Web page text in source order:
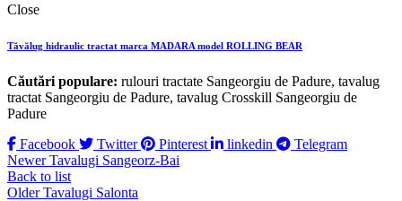
Close
Tăvălug hidraulic tractat marca MADARA model ROLLING BEAR
Căutări populare: rulouri tractate Sangeorgiu de Padure, tavalug
tractat Sangeorgiu de Padure, tavalug Crosskill Sangeorgiu de
Padure
Facebook
Twitter Pinterest linkedin
Telegram
Newer Tavalugi Sangeorz-Bai
Back to list
Older Tavalugi Salonta